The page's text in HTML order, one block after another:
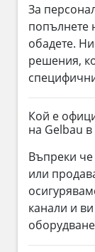
За
попълнете
обадете.
решения,
Кой е
на Gelbau
Въпреки
или
канали и